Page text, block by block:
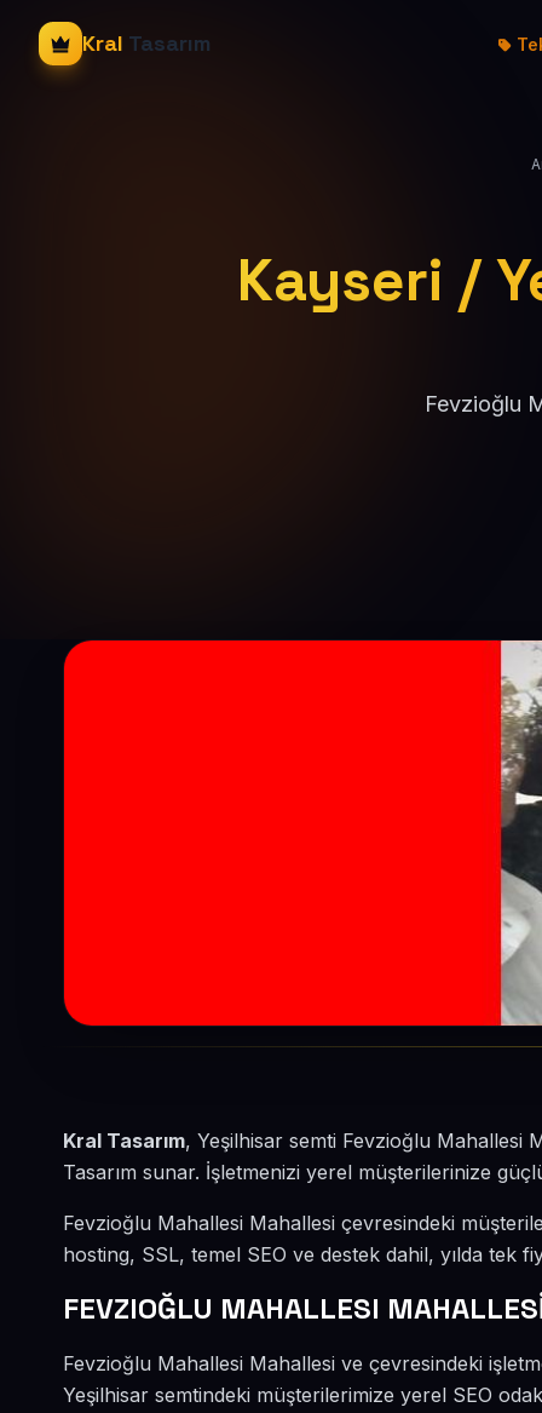
Kral Tasarım
Kayseri /
Fevzioğlu
Kral Tasarım, Yeşilhisar semti Fevzioğlu Mahallesi
Tasarım sunar. İşletmenizi yerel müşterilerinize
Fevzioğlu Mahallesi Mahallesi çevresindeki
hosting, SSL, temel SEO ve destek dahil, yılda tek
FEVZIOĞLU MAHALLESI
Fevzioğlu Mahallesi Mahallesi ve çevresindeki
Yeşilhisar semtindeki müşterilerimize yerel SEO